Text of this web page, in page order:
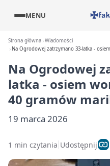
MENU
Strona główna Wiadomości
Na Ogrodowej zatrzymano 33-latka -
Na Ogrodowej
latka - osiem
40 gramów
19 marca 2026
1 min czytania Udostępnij